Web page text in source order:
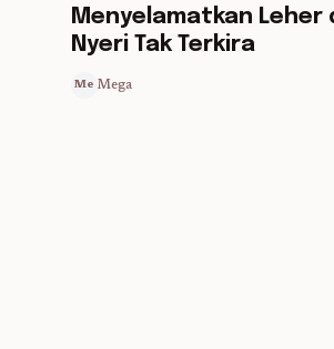
Menyelamatkan Leher
Nyeri Tak Terkira
Me Mega